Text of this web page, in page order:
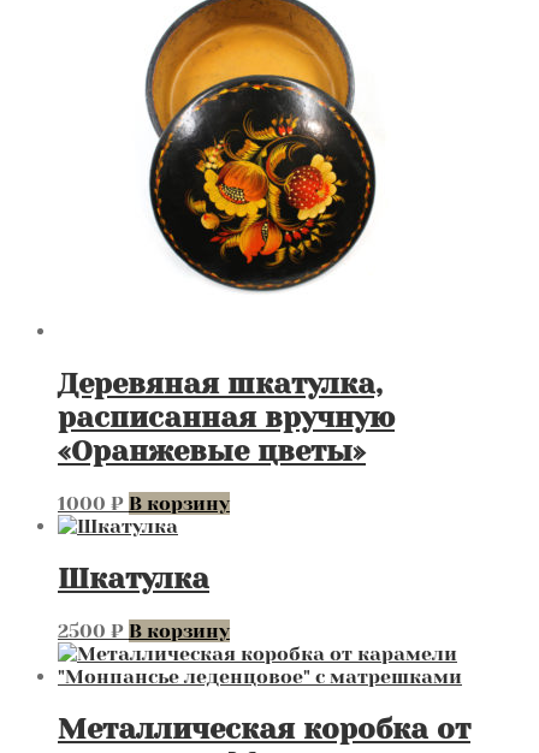
Деревяная шкатулка,
расписанная вручную
«Оранжевые цветы»
1000 ₽ В корзину
Шкатулка
2500 ₽ В корзину
Металлическая коробка от